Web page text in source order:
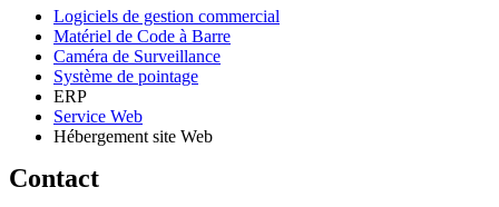
Logiciels de gestion commercial
Matériel de Code à Barre
Caméra de Surveillance
Système de pointage
ERP
Service Web
Hébergement site Web
Contact